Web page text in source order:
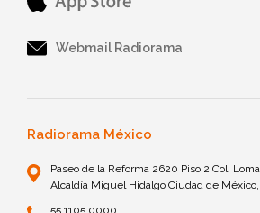
Webmail Radiorama
Radiorama México
Paseo de la Reforma 2620 Piso 2 Col.
Alcaldía Miguel Hidalgo Ciudad de